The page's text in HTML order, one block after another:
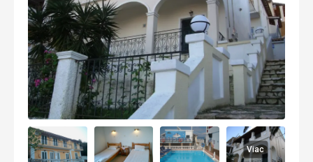
Viac